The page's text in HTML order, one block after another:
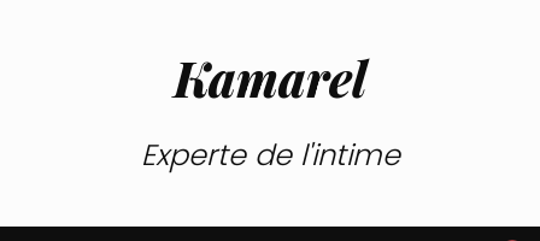
Kamarel
Experte de l'intime